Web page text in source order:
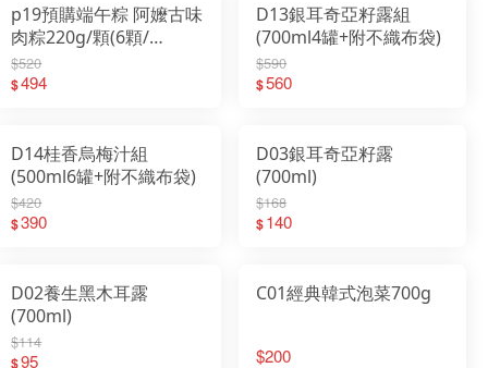
p19預購端午粽 阿嬤古味
肉粽220g/顆(6顆/
串)2026/5/25日起出貨
$520
$494
D13銀耳奇亞籽露組
(700ml4罐+附不織布袋)
$590
$560
D14桂香烏梅汁組
(500ml6罐+附不織布袋)
$420
$390
D03銀耳奇亞籽露
(700ml)
$168
$140
D02養生黑木耳露
(700ml)
$114
$95
C01經典韓式泡菜700g
$200